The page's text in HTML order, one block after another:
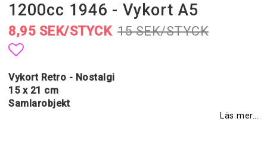
1200cc 1946 - Vykort A5
15 SEK/STYCK
8,95 SEK/STYCK
Lägg till i favoritlistan
Vykort Retro - Nostalgi
15 x 21 cm
Samlarobjekt
Läs mer...